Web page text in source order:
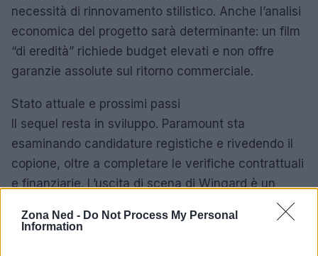
Zona Ned - Do Not Process My Personal
Information
necessità di rinnovamento stilistico. Anche l’analisi
economica del progetto sarà determinante: un film
“di eredità” richiede budget elevati e non offre
garanzie assolute sul ritorno commerciale.
Stato attuale e prossimi passi
Il sequel resta in sviluppo. Paramount sta
esaminando candidature registiche e rivedendo il
copione, oltre a completare le verifiche contrattuali
e finanziarie. L’uscita di scena di Wingard è un
ostacolo significativo ma non invalicabile: con il
regista giusto e una sceneggiatura ben calibrata, il